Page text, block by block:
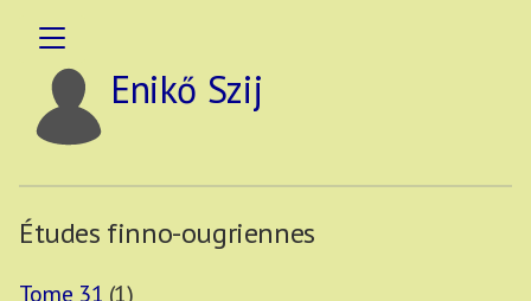
Enikő Szij
Études finno-ougriennes
Tome 31 (1)